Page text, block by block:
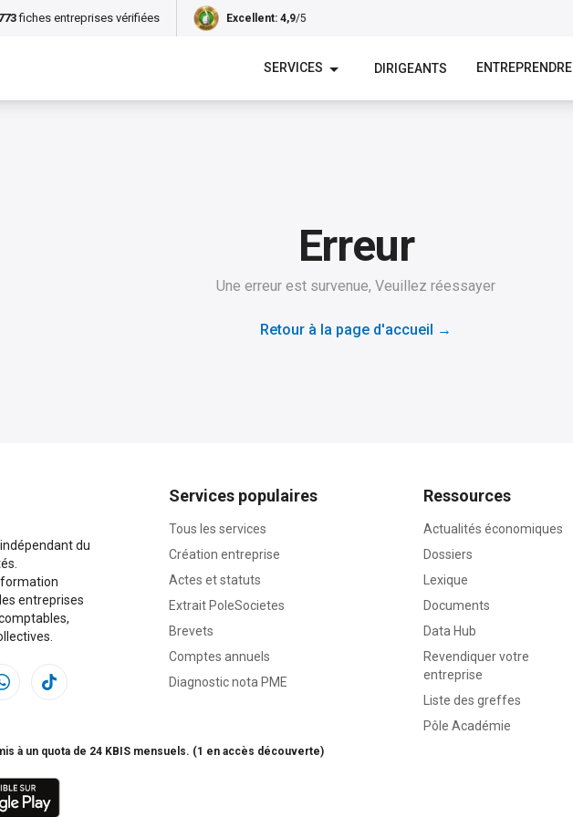
fiches entreprises vérifiées Excellent: 4,9/5
SERVICES DIRIGEANTS ENTREPRENDRE
Erreur
Une erreur est survenue, Veuillez réessayer
Retour à la page d'accueil →
du
entreprises
Services populaires
Tous les services
Création entreprise
Actes et statuts
Extrait PoleSocietes
Brevets
Comptes annuels
Diagnostic nota PME
Ressources
Actualités économiques
Dossiers
Lexique
Documents
Data Hub
Revendiquer votre
entreprise
Liste des greffes
Pôle Académie
à un quota de 24 KBIS mensuels. (1 en accès découverte)